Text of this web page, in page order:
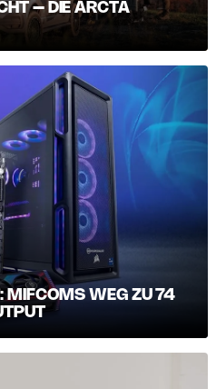
– DIE ARCTA
MIFCOMS WEG ZU 74